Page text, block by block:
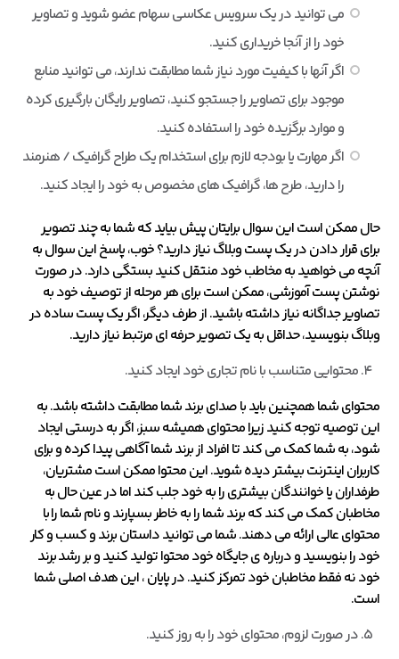
می توانید در یک سرویس عکاسی سهام عضو شوید و تصاویر
خود را از آنجا خریداری کنید.
اگر آنها با کیفیت مورد نیاز شما مطابقت ندارند، می توانید منابع
موجود برای تصاویر را جستجو کنید، تصاویر رایگان بارگیری کرده
و موارد برگزیده خود را استفاده کنید.
اگر مهارت یا بودجه لازم برای استخدام یک طراح گرافیک / هنرمند
را دارید، طرح ها، گرافیک های مخصوص به خود را ایجاد کنید.
حال ممکن است این سوال برایتان پیش بیاید که شما به چند تصویر
برای قرار دادن در یک پست وبلاگ نیاز دارید؟ خوب، پاسخ این سوال به
آنچه می خواهید به مخاطب خود منتقل کنید بستگی دارد. در صورت
نوشتن پست آموزشی، ممکن است برای هر مرحله از توصیف خود به
تصاویر جداگانه نیاز داشته باشید. از طرف دیگر، اگر یک پست ساده در
وبلاگ بنویسید، حداقل به یک تصویر حرفه ای مرتبط نیاز دارید.
محتوایی متناسب با نام تجاری خود ایجاد کنید.
محتوای شما همچنین باید با صدای برند شما مطابقت داشته باشد. به
این توصیه توجه کنید زیرا محتوای همیشه سبز، اگر به درستی ایجاد
شود، به شما کمک می کند تا افراد از برند شما آگاهی پیدا کرده و برای
کاربران اینترنت بیشتر دیده شوید. این محتوا ممکن است مشتریان،
طرفداران یا خوانندگان بیشتری را به خود جلب کند اما در عین حال به
مخاطبان کمک می کند که برند شما را به خاطر بسپارند و نام شما را با
محتوای عالی ارائه می دهند. شما می توانید داستان برند و کسب و کار
خود را بنویسید و درباره ی جایگاه خود محتوا تولید کنید و بر رشد برند
خود نه فقط مخاطبان خود تمرکز کنید. در پایان ، این هدف اصلی شما
است.
در صورت لزوم، محتوای خود را به روز کنید.